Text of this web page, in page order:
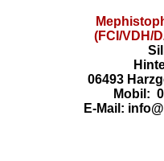
(FCI/VDH/
06493
Mobil:
E-Mail: